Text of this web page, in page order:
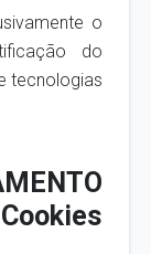
o
do
tecnologias